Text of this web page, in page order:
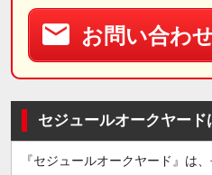
お問い合わ
セジュールオークヤード
『セジュールオークヤード』は